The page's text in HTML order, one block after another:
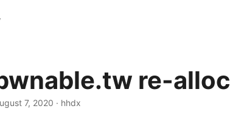
re-alloc
7, 2020 · hhdx